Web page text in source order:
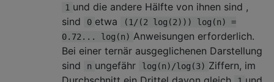
1 und die andere Hälfte von ihnen sind ,
sind
0 etwa
(1/(2 log(2))) log(n) =
0.72... log(n) Anweisungen erforderlich.
Bei einer ternär ausgeglichenen Darstellung
sind
n ungefähr log(n)/log(3) Ziffern, im